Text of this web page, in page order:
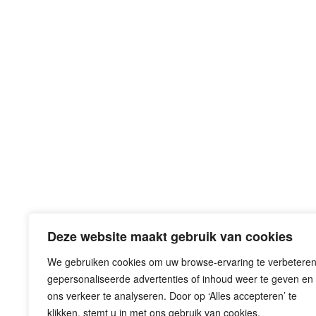
Deze website maakt gebruik van cookies
We gebruiken cookies om uw browse-ervaring te
gepersonaliseerde advertenties of inhoud weer te geven en
ons verkeer te analyseren. Door op ‘Alles accepteren’ te
klikken, stemt u in met ons gebruik van cookies.
Eemplein 71-77